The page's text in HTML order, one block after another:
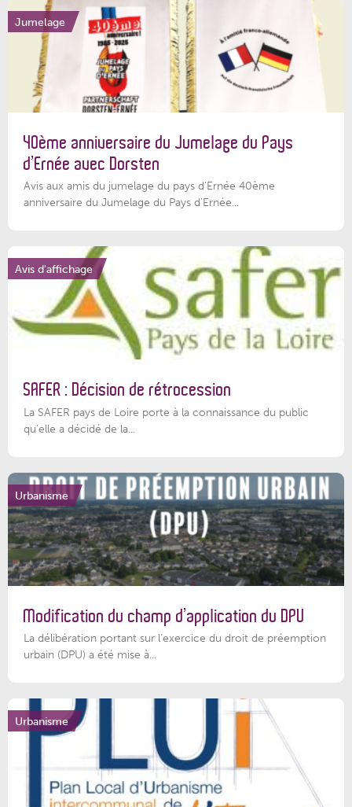
Jumelage
40ème anniversaire du Jumelage du Pays
d’Ernée avec Dorsten
Avis aux amis du jumelage du pays d'Ernée 40ème
anniversaire du Jumelage du Pays d'Ernée...
Avis d'affichage
SAFER : Décision de rétrocession
La SAFER pays de Loire porte à la connaissance du public
qu’elle a décidé de la...
Urbanisme
Modification du champ d’application du DPU
La délibération portant sur l’exercice du droit de préemption
urbain (DPU) a été mise à...
Urbanisme